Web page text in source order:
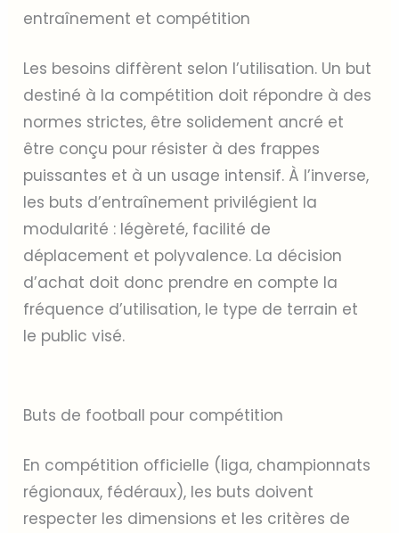
entraînement et compétition
Les besoins diffèrent selon l’utilisation. Un but
destiné à la compétition doit répondre à des
normes strictes, être solidement ancré et
être conçu pour résister à des frappes
puissantes et à un usage intensif. À l’inverse,
les buts d’entraînement privilégient la
modularité : légèreté, facilité de
déplacement et polyvalence. La décision
d’achat doit donc prendre en compte la
fréquence d’utilisation, le type de terrain et
le public visé.
Buts de football pour compétition
En compétition officielle (liga, championnats
régionaux, fédéraux), les buts doivent
respecter les dimensions et les critères de